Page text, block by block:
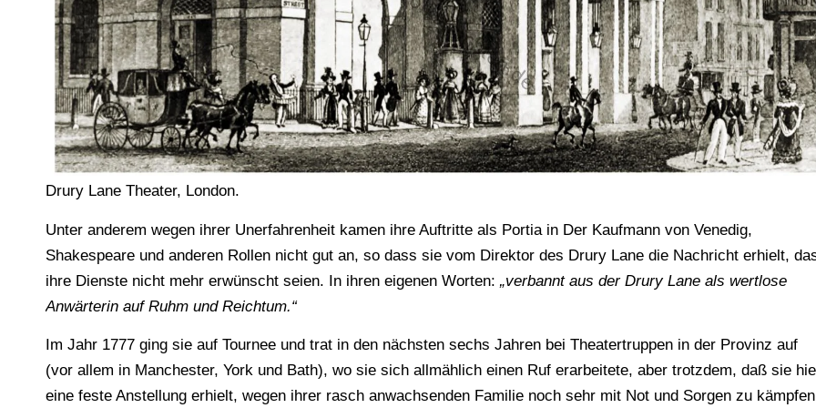
Drury Lane Theater, London.
Unter anderem wegen ihrer Unerfahrenheit kamen ihre Auftritte als Portia in Der Kaufmann von Venedig,
Shakespeare und anderen Rollen nicht gut an, so dass sie vom Direktor des Drury Lane die Nachricht erhielt,
ihre Dienste nicht mehr erwünscht seien. In ihren eigenen Worten: „verbannt aus der Drury Lane als wertlose
Anwärterin auf Ruhm und Reichtum.“
Im Jahr 1777 ging sie auf Tournee und trat in den nächsten sechs Jahren bei Theatertruppen in der Provinz auf
(vor allem in Manchester, York und Bath), wo sie sich allmählich einen Ruf erarbeitete, aber trotzdem, daß sie
eine feste Anstellung erhielt, wegen ihrer rasch anwachsenden Familie noch sehr mit Not und Sorgen zu kämpfen